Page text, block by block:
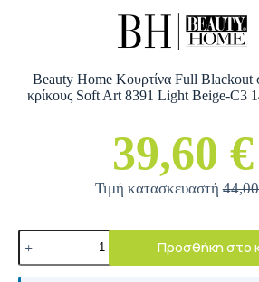
Beauty Home Κουρτίνα Full Blackout
κρίκους Soft Art 8391 Light Beige-C3
39,60 €
Τιμή κατασκευαστή
Προσθήκη στο
A